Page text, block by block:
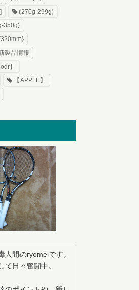
(270g-299g)
350g)
製品情報
】
【APPLE】
人間のryomeiです。
て日々奮闘中。